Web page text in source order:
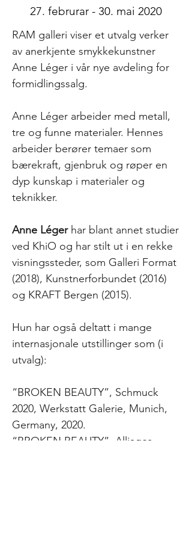
27. februrar - 30. mai 2020
RAM galleri viser et utvalg verker
av anerkjente smykkekunstner
Anne Léger i vår nye avdeling for
formidlingssalg.
Anne Léger arbeider med metall,
tre og funne materialer. Hennes
arbeider berører temaer som
bærekraft, gjenbruk og røper en
dyp kunskap i materialer og
teknikker.
Anne Légerhar blant annet studier
ved KhiO og har stilt ut i en rekke
visningssteder, som Galleri Format
(2018), Kunstnerforbundet (2016)
og KRAFT Bergen (2015).
Hun har også deltatt i mange
internasjonale utstillinger som (i
utvalg):
“BROKEN BEAUTY”, Schmuck
2020, Werkstatt Galerie, Munich,
Germany, 2020.
“BROKEN BEAUTY”, Alliages,